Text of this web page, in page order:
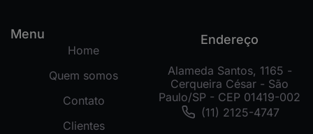
Menu
Home
Quem somos
Contato
Clientes
Endereço
Alameda Santos, 1165 -
Cerqueira César - São
Paulo/SP - CEP 01419-002
(11) 2125-4747